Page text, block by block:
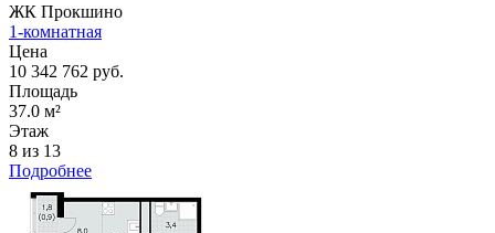
ЖК Прокшино
1-комнатная
Цена
10 342 762 руб.
Площадь
37.0 м²
Этаж
8 из 13
Подробнее